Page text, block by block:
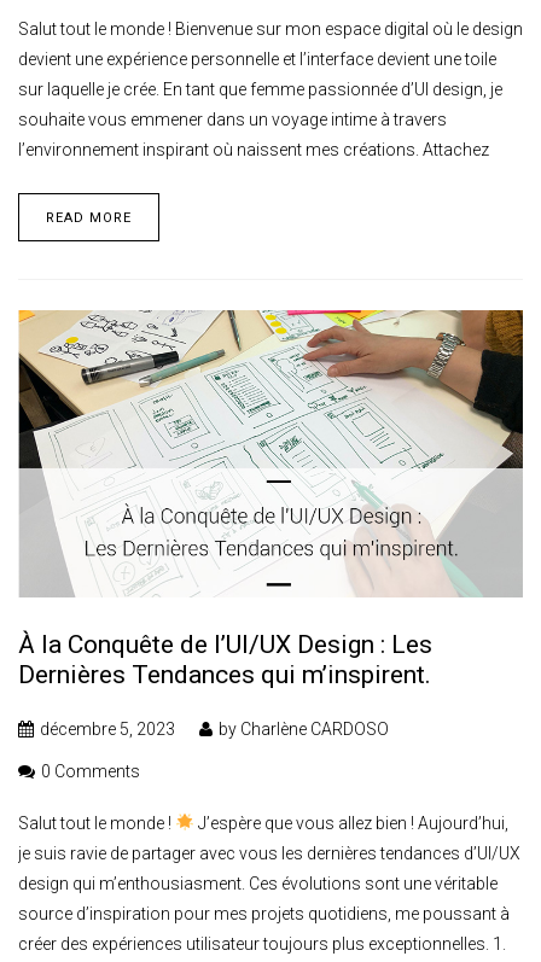
Salut tout le monde ! Bienvenue sur mon espace digital où le design
devient une expérience personnelle et l’interface devient une toile
sur laquelle je crée. En tant que femme passionnée d’UI design, je
souhaite vous emmener dans un voyage intime à travers
l’environnement inspirant où naissent mes créations. Attachez
READ MORE
À la Conquête de l’UI/UX Design : Les
Dernières Tendances qui m’inspirent.
décembre 5, 2023 by Charlène CARDOSO
0 Comments
Salut tout le monde !
J’espère que vous allez bien ! Aujourd’hui,
je suis ravie de partager avec vous les dernières tendances d’UI/UX
design qui m’enthousiasment. Ces évolutions sont une véritable
source d’inspiration pour mes projets quotidiens, me poussant à
créer des expériences utilisateur toujours plus exceptionnelles. 1.